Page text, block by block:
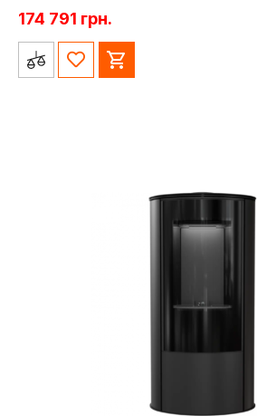
174 791 грн.